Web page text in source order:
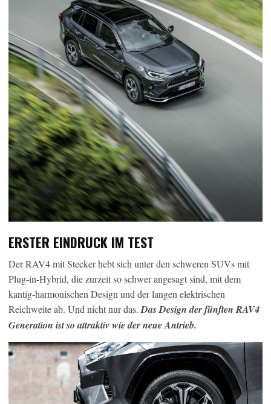
ERSTER EINDRUCK IM TEST
Der RAV4 mit Stecker hebt sich unter den schweren SUVs mit
Plug-in-Hybrid, die zurzeit so schwer angesagt sind, mit dem
kantig-harmonischen Design und der langen elektrischen
Reichweite ab. Und nicht nur das. Das Design der fünften RAV4
Generation ist so attraktiv wie der neue Antrieb.